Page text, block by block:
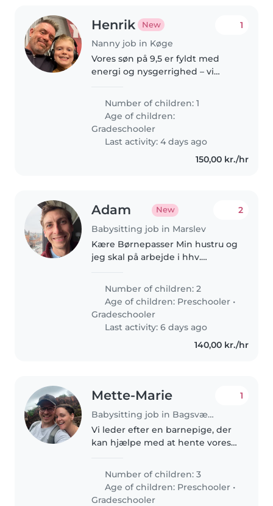
Henrik New
Nanny job in Køge
1
Vores søn på 9,5 er fyldt med
energi og nysgerrighed – vi
barnepige, der er vant til børn
med ADHD og gerne har
erfaring med kæledyr.
Number of children: 1
Age of children:
Gradeschooler
Last activity: 4 days ago
150,00 kr./hr
Adam New
Babysitting job in Marslev
2
Kære Børnepasser Min hustru og
jeg skal på arbejde i hhv.
bor til daglig i USA og derfor har
vi ingen institution og mulighed
for børnepasning i DK inden..
Number of children: 2
Age of children: Preschooler •
Gradeschooler
Last activity: 6 days ago
140,00 kr./hr
Mette-Marie
Babysitting job in Bagsværd
1
Vi leder efter en barnepige, der
kan hjælpe med at hente vores
Alle børn er selvhjulpne og kan
det meste selv. Vi leder efter en
der vil hygge med..
Number of children: 3
Age of children: Preschooler •
Gradeschooler